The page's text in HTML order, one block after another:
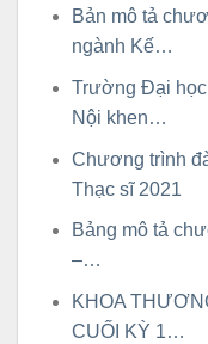
Bản mô tả
ngành Kế…
Trường Đại học
Nội khen…
Chương trình
Thạc sĩ 2021
Bảng mô tả
–…
KHOA
CUỐI KỲ 1…